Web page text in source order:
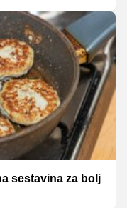
sestavina za bolj